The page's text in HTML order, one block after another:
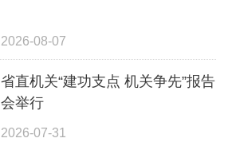
2026-08-07
省直机关“建功支点 机关争先”报告
会举行
2026-07-31